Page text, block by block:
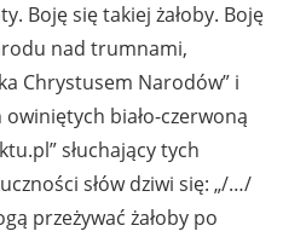
Boję się takiej żałoby. Boję
nad trumnami,
Chrystusem Narodów” i
biało-czerwoną
słuchający tych
słów dziwi się: „/…/
przeżywać żałoby po